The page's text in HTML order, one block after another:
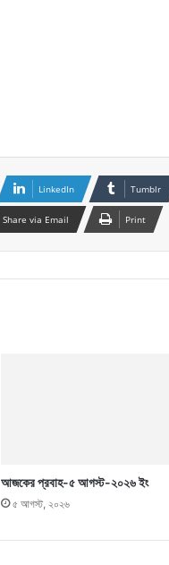
LinkedIn Tumblr
Share via Email Print
আজকের প্রবাহ-৫ আগস্ট-২০২৬ ইং
৫ আগস্ট, ২০২৬